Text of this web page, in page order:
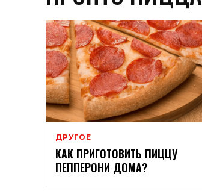
ДРУГОЕ
КАК ПРИГОТОВИТЬ ПИЦЦУ
ПЕППЕРОНИ ДОМА?